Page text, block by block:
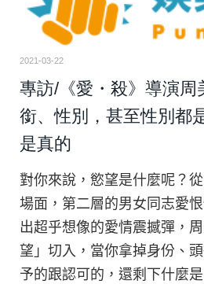
2021-03-22
專訪/《愛・殺》導演周
銜、性別，甚至性別都
是真的
對你來說，慾望是什麼呢？
場面，第二層的男女同志愛
出超乎想像的愛情震撼彈，
望」切入，當你拿掉身份、
予的跟認可的，還剩下什麼